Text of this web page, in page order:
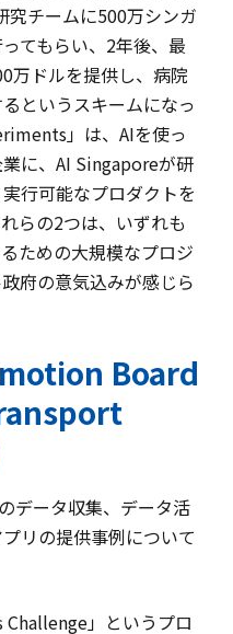
究チームに500万シンガ
てもらい、2年後、最
万ドルを提供し、病院
というスキームになっ
」は、AIを使っ
に、AI Singaporeが研
行可能なプロダクトを
らの2つは、いずれも
ための大規模なプロジ
府の意気込みが感じら
Board
データ収集、データ活
リの提供事例について
」というプロ